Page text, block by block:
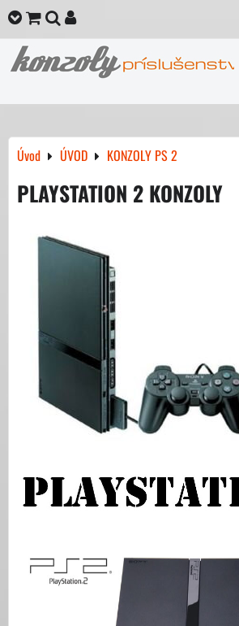
Úvod ÚVOD KONZOLY PS 2
PLAYSTATION 2 KONZOLY